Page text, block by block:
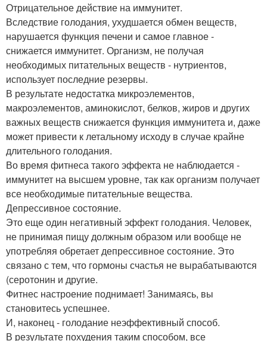
Отрицательное действие на иммунитет.
Вследствие голодания, ухудшается обмен веществ,
нарушается функция печени и самое главное -
снижается иммунитет. Организм, не получая
необходимых питательных веществ - нутриентов,
использует последние резервы.
В результате недостатка микроэлементов,
макроэлементов, аминокислот, белков, жиров и других
важных веществ снижается функция иммунитета и, даже
может привести к летальному исходу в случае крайне
длительного голодания.
Во время фитнеса такого эффекта не наблюдается -
иммунитет на высшем уровне, так как организм получает
все необходимые питательные вещества.
Депрессивное состояние.
Это еще один негативный эффект голодания. Человек,
не принимая пищу должным образом или вообще не
употребляя обретает депрессивное состояние. Это
связано с тем, что гормоны счастья не вырабатываются
(серотонин и другие.
Фитнес настроение поднимает! Занимаясь, вы
становитесь успешнее.
И, наконец - голодание неэффективный способ.
В результате похудения таким способом, все